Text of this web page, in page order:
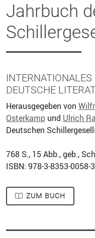
Jahrbuch
DEUTSCHE
Herausgegeben von
Osterkamp und Ulrich
Deutschen
768 S., 15 Abb., geb.,
ISBN: 978-3-8353-0058-
ZUM BUCH